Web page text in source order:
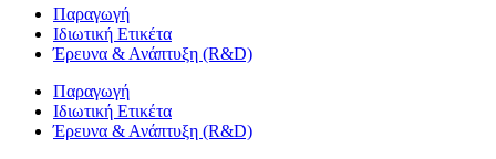
Παραγωγή
Ιδιωτική Ετικέτα
Έρευνα & Ανάπτυξη (R&D)
Παραγωγή
Ιδιωτική Ετικέτα
Έρευνα & Ανάπτυξη (R&D)